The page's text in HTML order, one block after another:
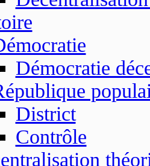
Démocratie
District
Contrôle